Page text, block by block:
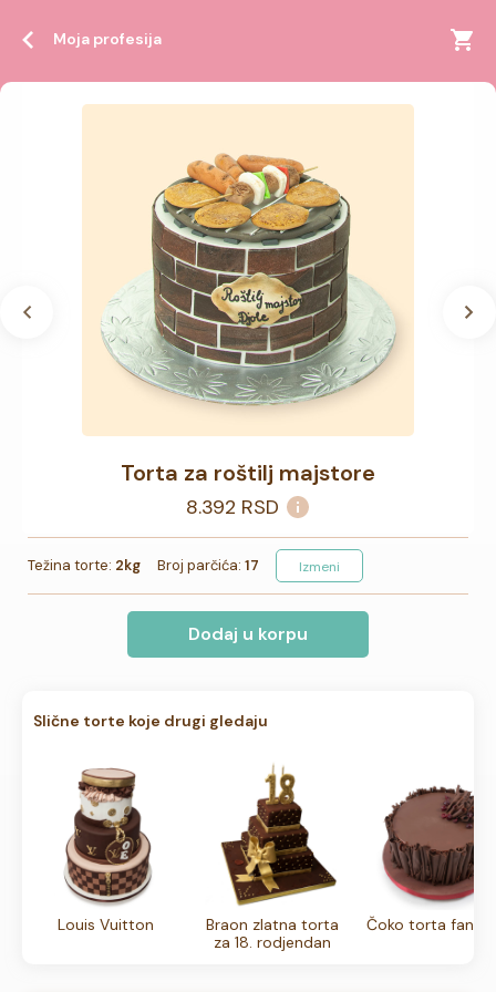
Moja profesija
Torta za roštilj majstore
8.392 RSD
Težina torte: 2kg Broj parčića: 17 Izmeni
Dodaj u korpu
Slične torte koje drugi gledaju
Louis Vuitton
Braon zlatna torta
za 18. rodjendan
Čoko torta